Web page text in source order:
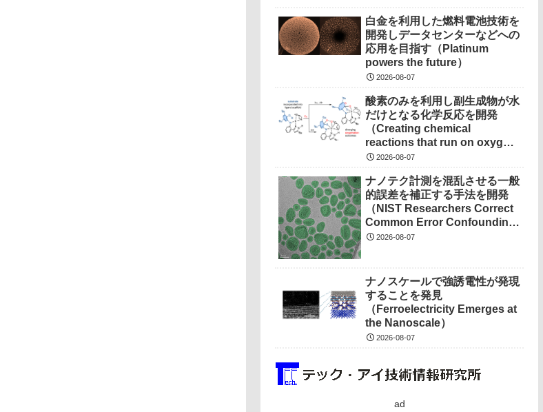
白金を利用した燃料電池技術を
開発しデータセンターなどへの
応用を目指す（Platinum
powers the future）
2026-08-07
酸素のみを利用し副生成物が水
だけとなる化学反応を開発
（Creating chemical
reactions that run on oxygen,
produce only water as
2026-08-07
ナノテク計測を混乱させる一般
的誤差を補正する手法を開発
（NIST Researchers Correct
Common Error Confounding
Nanotech Measurements）
2026-08-07
ナノスケールで強誘電性が発現
することを発見
（Ferroelectricity Emerges at
the Nanoscale）
2026-08-07
ad